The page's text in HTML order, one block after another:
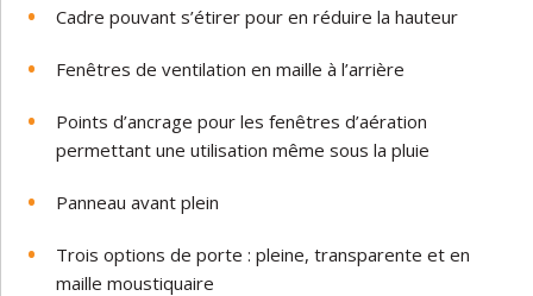
Cadre pouvant s’étirer pour en réduire la hauteur
Fenêtres de ventilation en maille à l’arrière
Points d’ancrage pour les fenêtres d’aération
permettant une utilisation même sous la pluie
Panneau avant plein
Trois options de porte : pleine, transparente et en
maille moustiquaire